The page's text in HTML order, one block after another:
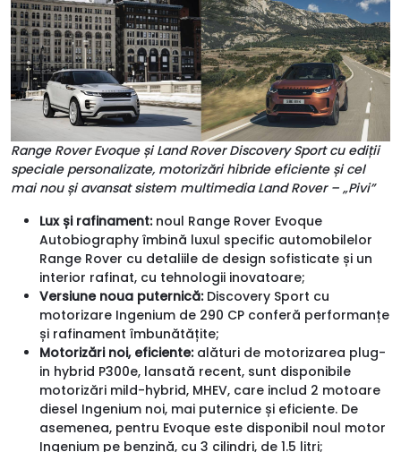
Range Rover Evoque și Land Rover Discovery Sport cu ediții
speciale personalizate, motorizări hibride eficiente și cel
mai nou și avansat sistem multimedia Land Rover – „Pivi”
Lux și rafinament:noul Range Rover Evoque
Autobiography îmbină luxul specific automobilelor
Range Rover cu detaliile de design sofisticate și un
interior rafinat, cu tehnologii inovatoare;
Versiune noua puternică: Discovery Sport cu
motorizare Ingenium de 290 CP conferă performanțe
și rafinament îmbunătățite;
Motorizări noi, eficiente: alături de motorizarea plug-
in hybrid P300e, lansată recent, sunt disponibile
motorizări mild-hybrid, MHEV, care includ 2 motoare
diesel Ingenium noi, mai puternice și eficiente. De
asemenea, pentru Evoque este disponibil noul motor
Ingenium pe benzină, cu 3 cilindri, de 1.5 litri;